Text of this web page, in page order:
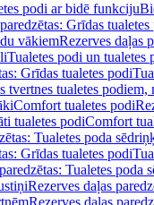
podi ar bidē funkciju
Grīdas tualetes
vākiemRezerves daļas
Tualetes podi un tualetes
Grīdas tualetes podi
tvertnes tualetes podiem,
Comfort tualetes podi
tualetes podiComfort
Tualetes poda
Grīdas tualetes podi
Tualetes poda
Rezerves daļas
Rezerves daļas